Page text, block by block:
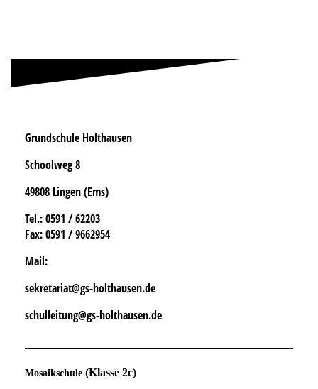
Grundschule Holthausen
Schoolweg 8
49808 Lingen (Ems)
Tel.: 0591 / 62203
Fax:0591 / 9662954
Mail:
sekretariat@gs-holthausen.de
schulleitung@gs-holthausen.de
Mosaikschule (Klasse 2c)